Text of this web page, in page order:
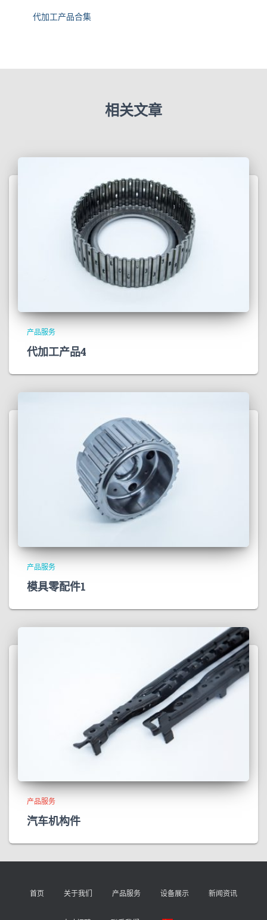
代加工产品合集
相关文章
产品服务
代加工产品4
产品服务
模具零配件1
产品服务
汽车机构件
首页 关于我们 产品服务 设备展示 新闻资讯